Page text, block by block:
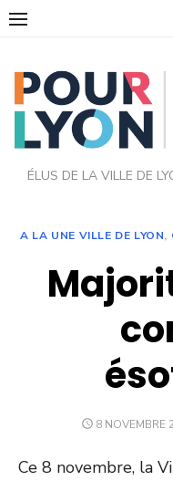
Skip
ÉLUS DE LA VILLE DE
A LA UNE VILLE DE LYON,
POSTED
8 NOVEMBRE
Ce 8 novembre, la